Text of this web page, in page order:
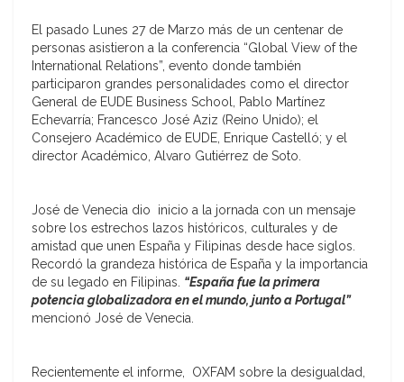
El pasado Lunes 27 de Marzo más de un centenar de
personas asistieron a la conferencia “Global View of the
International Relations”, evento donde también
participaron grandes personalidades como el director
General de EUDE Business School, Pablo Martínez
Echevarría; Francesco José Aziz (Reino Unido); el
Consejero Académico de EUDE, Enrique Castelló; y el
director Académico, Alvaro Gutiérrez de Soto.
José de Venecia dio inicio a la jornada con un mensaje
sobre los estrechos lazos históricos, culturales y de
amistad que unen España y Filipinas desde hace siglos.
Recordó la grandeza histórica de España y la importancia
de su legado en Filipinas. “España fue la primera
potencia globalizadora en el mundo, junto a Portugal”
mencionó José de Venecia.
Recientemente el informe, OXFAM sobre la desigualdad,